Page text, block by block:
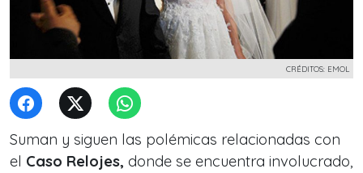
CRÉDITOS: EMOL
Suman y siguen las polémicas relacionadas con
el Caso Relojes, donde se encuentra involucrado,